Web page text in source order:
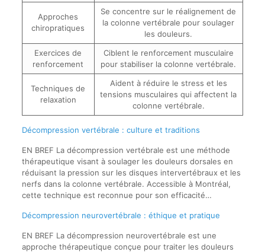
Approches
chiropratiques
Se concentre sur le réalignement de
la colonne vertébrale pour soulager
les douleurs.
Exercices de
renforcement
Ciblent le renforcement musculaire
pour stabiliser la colonne vertébrale.
Techniques de
relaxation
Aident à réduire le stress et les
tensions musculaires qui affectent la
colonne vertébrale.
Décompression vertébrale : culture et traditions
EN BREF La décompression vertébrale est une méthode
thérapeutique visant à soulager les douleurs dorsales en
réduisant la pression sur les disques intervertébraux et les
nerfs dans la colonne vertébrale. Accessible à Montréal,
cette technique est reconnue pour son efficacité…
Décompression neurovertébrale : éthique et pratique
EN BREF La décompression neurovertébrale est une
approche thérapeutique conçue pour traiter les douleurs